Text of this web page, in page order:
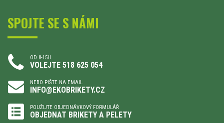
SPOJTE SE S NÁMI
OD 8-15H
VOLEJTE 518 625 054
NEBO PIŠTE NA EMAIL
INFO@EKOBRIKETY.CZ
POUŽIJTE OBJEDNÁVKOVÝ FORMULÁŘ
OBJEDNAT BRIKETY A PELETY